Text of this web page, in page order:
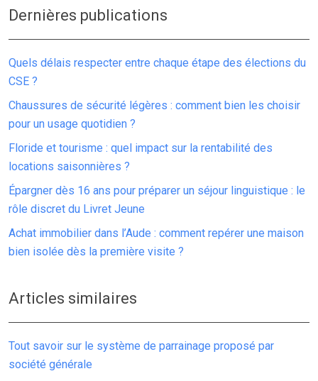
Dernières publications
Quels délais respecter entre chaque étape des élections du
CSE ?
Chaussures de sécurité légères : comment bien les choisir
pour un usage quotidien ?
Floride et tourisme : quel impact sur la rentabilité des
locations saisonnières ?
Épargner dès 16 ans pour préparer un séjour linguistique : le
rôle discret du Livret Jeune
Achat immobilier dans l’Aude : comment repérer une maison
bien isolée dès la première visite ?
Articles similaires
Tout savoir sur le système de parrainage proposé par
société générale